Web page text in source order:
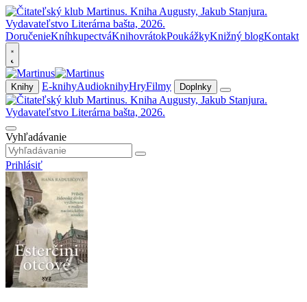
DoručenieKníhkupectváKnihovrátokPoukážkyKnižný blogKontakt
Knihy E-knihyAudioknihyHryFilmy Doplnky
Vyhľadávanie
Prihlásiť